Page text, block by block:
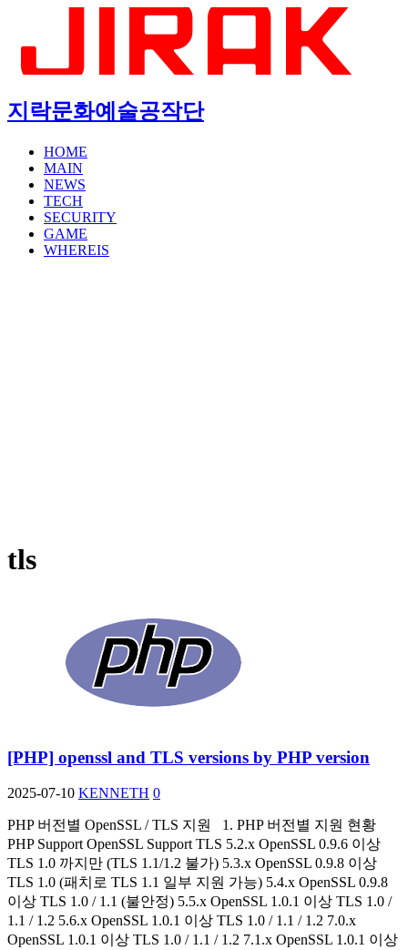
지락문화예술공작단
HOME
MAIN
NEWS
TECH
SECURITY
GAME
WHEREIS
tls
[PHP] openssl and TLS versions by PHP version
2025-07-10 KENNETH 0
PHP 버전별 OpenSSL / TLS 지원 1. PHP 버전별 지원 현황
PHP Support OpenSSL Support TLS 5.2.x OpenSSL 0.9.6 이상
TLS 1.0 까지만 (TLS 1.1/1.2 불가) 5.3.x OpenSSL 0.9.8 이상
TLS 1.0 (패치로 TLS 1.1 일부 지원 가능) 5.4.x OpenSSL 0.9.8
이상 TLS 1.0 / 1.1 (불안정) 5.5.x OpenSSL 1.0.1 이상 TLS 1.0 /
1.1 / 1.2 5.6.x OpenSSL 1.0.1 이상 TLS 1.0 / 1.1 / 1.2 7.0.x
OpenSSL 1.0.1 이상 TLS 1.0 / 1.1 / 1.2 7.1.x OpenSSL 1.0.1 이상